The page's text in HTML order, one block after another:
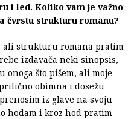
i led. Koliko vam je važno
čvrstu strukturu romanu?
ali strukturu romana pratim
izdavača neki sinopsis,
što pišem, ali moje
obimna i dosežu
iz glave na svoju
hodam i kroz hod pratim